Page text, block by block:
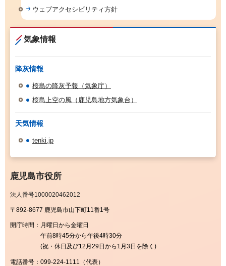
ウェブアクセシビリティ方針
気象情報
降灰情報
桜島の降灰予報（気象庁）
桜島上空の風（鹿児島地方気象台）
天気情報
tenki.jp
鹿児島市役所
法人番号1000020462012
〒892-8677 鹿児島市山下町11番1号
開庁時間： 月曜日から金曜日
午前8時45分から午後4時30分
(祝・休日及び12月29日から1月3日を除く)
電話番号： 099-224-1111（代表）